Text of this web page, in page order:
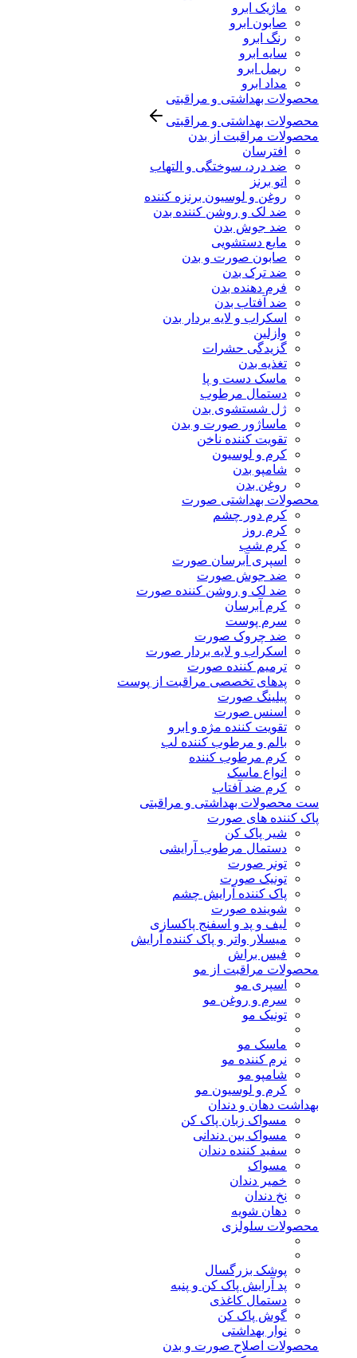
ماژیک ابرو
صابون ابرو
رنگ ابرو
سایه ابرو
ریمل ابرو
مداد ابرو
محصولات بهداشتی و مراقبتی
محصولات بهداشتی و مراقبتی
محصولات مراقبت از بدن
افترسان
ضد درد، سوختگی و التهاب
اتو برنز
روغن و لوسیون برنزه کننده
ضد لک و روشن کننده بدن
ضد جوش بدن
مایع دستشویی
صابون صورت و بدن
ضد ترک بدن
فرم دهنده بدن
ضد آفتاب بدن
اسکراب و لایه بردار بدن
وازلین
گزیدگی حشرات
تغذیه بدن
ماسک دست و پا
دستمال مرطوب
ژل شستشوی بدن
ماساژور صورت و بدن
تقویت کننده ناخن
کرم و لوسیون
شامپو بدن
روغن بدن
محصولات بهداشتی صورت
کرم دور چشم
کرم روز
کرم شب
اسپری آبرسان صورت
ضد جوش صورت
ضد لک و روشن کننده صورت
کرم آبرسان
سرم پوست
ضد چروک صورت
اسکراب و لایه بردار صورت
ترمیم کننده صورت
پدهای تخصصی مراقبت از پوست
پیلینگ صورت
اسنس صورت
تقویت کننده مژه و ابرو
بالم و مرطوب کننده لب
کرم مرطوب کننده
انواع ماسک
کرم ضد آفتاب
ست محصولات بهداشتی و مراقبتی
پاک کننده های صورت
شیر پاک کن
دستمال مرطوب آرایشی
تونر صورت
تونیک صورت
پاک کننده آرایش چشم
شوینده صورت
لیف و پد و اسفنج پاکسازی
میسلار واتر و پاک کننده آرایش
فیس براش
محصولات مراقبت از مو
اسپری مو
سرم و روغن مو
تونیک مو
ماسک مو
نرم کننده مو
شامپو مو
کرم و لوسیون مو
بهداشت دهان و دندان
مسواک زبان پاک کن
مسواک بین دندانی
سفید کننده دندان
مسواک
خمیر دندان
نخ دندان
دهان شویه
محصولات سلولزی
پوشک بزرگسال
پد آرایش پاک کن و پنبه
دستمال کاغذی
گوش پاک کن
نوار بهداشتی
محصولات اصلاح صورت و بدن